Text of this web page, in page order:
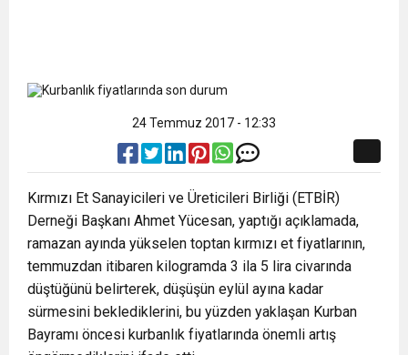
24 Temmuz 2017 - 12:33
Kırmızı Et Sanayicileri ve Üreticileri Birliği (ETBİR)
Derneği Başkanı Ahmet Yücesan, yaptığı açıklamada,
ramazan ayında yükselen toptan kırmızı et fiyatlarının,
temmuzdan itibaren kilogramda 3 ila 5 lira civarında
düştüğünü belirterek, düşüşün eylül ayına kadar
sürmesini beklediklerini, bu yüzden yaklaşan Kurban
Bayramı öncesi kurbanlık fiyatlarında önemli artış